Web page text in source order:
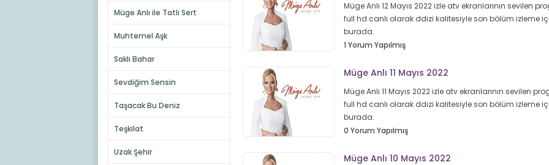
Müge Anlı ile Tatlı Sert
Muhtemel Aşk
Saklı Bahar
Sevdiğim Sensin
Taşacak Bu Deniz
Teşkilat
Uzak Şehir
Müge Anlı 12 Mayıs 2022 izle atv ekranlarının sevilen
full hd canlı olarak ddizi kalitesiyle son bölüm izleme
burada.
1 Yorum Yapılmış
Müge Anlı 11 Mayıs 2022
Müge Anlı 11 Mayıs 2022 izle atv ekranlarının sevilen
full hd canlı olarak ddizi kalitesiyle son bölüm izleme
burada.
0 Yorum Yapılmış
Müge Anlı 10 Mayıs 2022